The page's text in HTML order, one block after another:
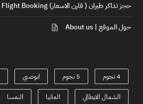
حجز تذاكر طيران ( قارن الاسعار) Flight Booking
حول الموقع | About us
4 نجوم 5 نجوم ابوضبي
الشمال الايطالي المانيا النمسا